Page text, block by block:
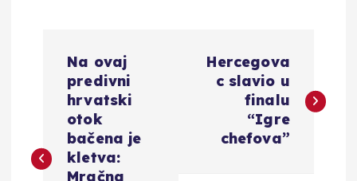
i
Na ovaj
predivni
hrvatski
otok
bačena je
kletva:
Mračna
Hercegova
c slavio u
finalu
“Igre
chefova”